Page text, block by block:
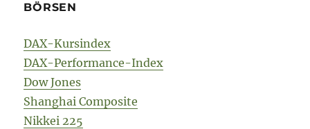
BÖRSEN
DAX-Kursindex
DAX-Performance-Index
Dow Jones
Shanghai Composite
Nikkei 225